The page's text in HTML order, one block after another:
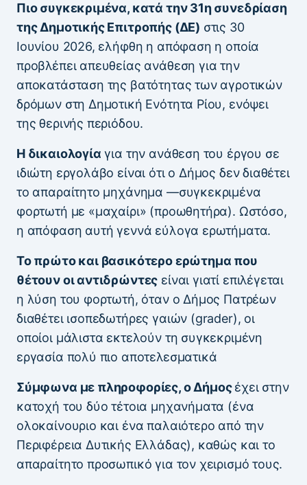
Πιο συγκεκριμένα, κατά την 31η συνεδρίαση
της Δημοτικής Επιτροπής (ΔΕ) στις 30
Ιουνίου 2026, ελήφθη η απόφαση η οποία
προβλέπει απευθείας ανάθεση για την
αποκατάσταση της βατότητας των αγροτικών
δρόμων στη Δημοτική Ενότητα Ρίου, ενόψει
της θερινής περιόδου.
Η δικαιολογία για την ανάθεση του έργου σε
ιδιώτη εργολάβο είναι ότι ο Δήμος δεν διαθέτει
το απαραίτητο μηχάνημα —συγκεκριμένα
φορτωτή με «μαχαίρι» (προωθητήρα). Ωστόσο,
η απόφαση αυτή γεννά εύλογα ερωτήματα.
Το πρώτο και βασικότερο ερώτημα που
θέτουν οι αντιδρώντες είναι γιατί επιλέγεται
η λύση του φορτωτή, όταν ο Δήμος Πατρέων
διαθέτει ισοπεδωτήρες γαιών (grader), οι
οποίοι μάλιστα εκτελούν τη συγκεκριμένη
εργασία πολύ πιο αποτελεσματικά
Σύμφωνα με πληροφορίες, ο Δήμοςέχει στην
κατοχή του δύο τέτοια μηχανήματα (ένα
ολοκαίνουριο και ένα παλαιότερο από την
Περιφέρεια Δυτικής Ελλάδας), καθώς και το
απαραίτητο προσωπικό για τον χειρισμό τους.